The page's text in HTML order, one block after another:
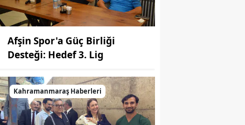
Afşin Spor'a Güç Birliği
Desteği: Hedef 3. Lig
Kahramanmaraş Haberleri